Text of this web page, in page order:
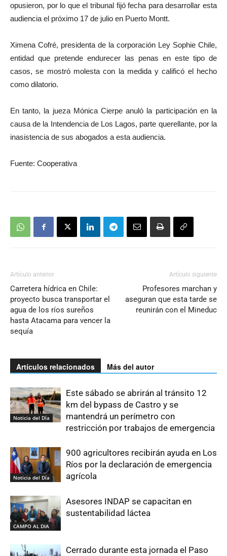
opusieron, por lo que el tribunal fijó fecha para desarrollar esta
audiencia el próximo 17 de julio en Puerto Montt.
Ximena Cofré, presidenta de la corporación Ley Sophie Chile,
entidad que pretende endurecer las penas en este tipo de
casos, se mostró molesta con la medida y calificó el hecho
como dilatorio.
En tanto, la jueza Mónica Cierpe anuló la participación en la
causa de la Intendencia de Los Lagos, parte querellante, por la
inasistencia de sus abogados a esta audiencia.
Fuente: Cooperativa
Artículo anterior
Carretera hídrica en Chile:
proyecto busca transportar el
agua de los ríos sureños
hasta Atacama para vencer la
sequía
Artículo siguiente
Profesores marchan y
aseguran que esta tarde se
reunirán con el Mineduc
Artículos relacionados Más del autor
Noticia del Día
Este sábado se abrirán al tránsito 12
km del bypass de Castro y se
mantendrá un perímetro con
restricción por trabajos de emergencia
Noticia del Día
900 agricultores recibirán ayuda en Los
Ríos por la declaración de emergencia
agrícola
CAMPO AL DIA
Asesores INDAP se capacitan en
sustentabilidad láctea
Cerrado durante esta jornada el Paso